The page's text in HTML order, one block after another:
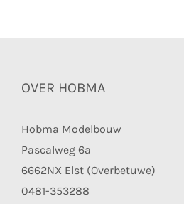
OVER HOBMA
Hobma Modelbouw
Pascalweg 6a
6662NX Elst (Overbetuwe)
0481-353288